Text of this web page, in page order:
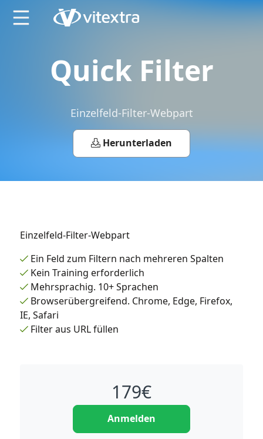
Quick Filter
Einzelfeld-Filter-Webpart
Herunterladen
Einzelfeld-Filter-Webpart
Ein Feld zum Filtern nach mehreren Spalten
Kein Training erforderlich
Mehrsprachig. 10+ Sprachen
Browserübergreifend. Chrome, Edge, Firefox,
IE, Safari
Filter aus URL füllen
179€
Anmelden